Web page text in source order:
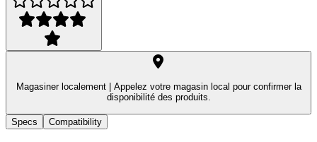
Magasiner localement |
Appelez votre magasin local pour confirmer la
disponibilité des produits.
Specs Compatibility